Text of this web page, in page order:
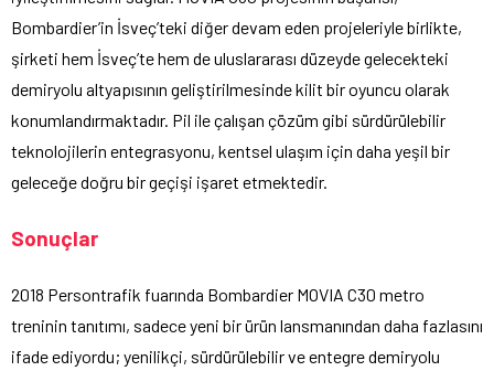
Bombardier’in İsveç’teki diğer devam eden projeleriyle birlikte,
şirketi hem İsveç’te hem de uluslararası düzeyde gelecekteki
demiryolu altyapısının geliştirilmesinde kilit bir oyuncu olarak
konumlandırmaktadır. Pil ile çalışan çözüm gibi sürdürülebilir
teknolojilerin entegrasyonu, kentsel ulaşım için daha yeşil bir
geleceğe doğru bir geçişi işaret etmektedir.
Sonuçlar
2018 Persontrafik fuarında Bombardier MOVIA C30 metro
treninin tanıtımı, sadece yeni bir ürün lansmanından daha fazlasını
ifade ediyordu; yenilikçi, sürdürülebilir ve entegre demiryolu